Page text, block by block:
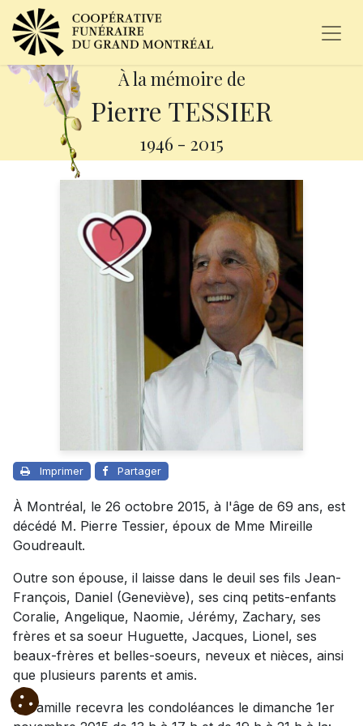
À la mémoire de
Pierre TESSIER
1946 - 2015
Imprimer Partager
À Montréal, le 26 octobre 2015, à l'âge de 69 ans, est
décédé M. Pierre Tessier, époux de Mme Mireille
Goudreault.
Outre son épouse, il laisse dans le deuil ses fils Jean-
François, Daniel (Geneviève), ses cinq petits-enfants
Coralie, Angelique, Naomie, Jérémy, Zachary, ses
frères et sa soeur Huguette, Jacques, Lionel, ses
beaux-frères et belles-soeurs, neveux et nièces, ainsi
que plusieurs parents et amis.
La famille recevra les condoléances le dimanche 1er